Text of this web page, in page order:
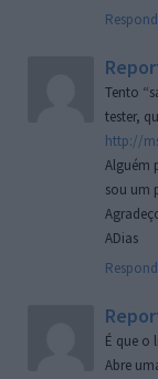
Tento
tester,
http://
Alguém
sou um
ADias
É que o
Abre